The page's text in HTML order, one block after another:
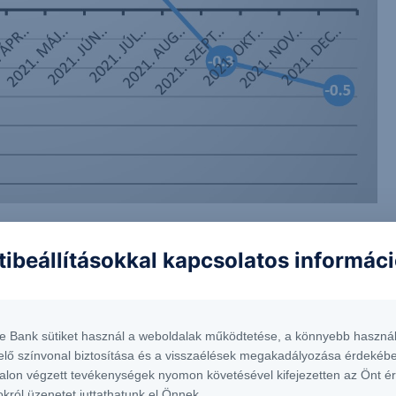
hangulatindex az év elején
megállt, és az év további időszakában
növekedést a több egymást követő stimulus
kapcsolatos
Bank sütiket használ a weboldalak működtetése, a könnyebb
színvonal biztosítása és a visszaélések megakadályozása
végzett tevékenységek nyomon követésével kifejezetten az Önt